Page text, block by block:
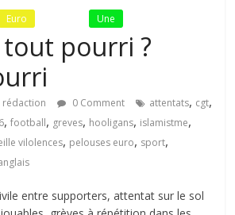
Euro Une
tout pourri ?
rédaction 0 Comment attentats, cgt,
,football, greves, hooligans, islamistme,
vilolences, pelouses euro, sport,
entre supporters, attentat sur le sol